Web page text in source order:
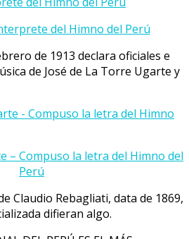
del Himno del Perú
de 1913 declara oficiales e
de José de La Torre Ugarte y
– Compuso la letra del Himno del
Perú
Claudio Rebagliati, data de 1869,
difieran algo.